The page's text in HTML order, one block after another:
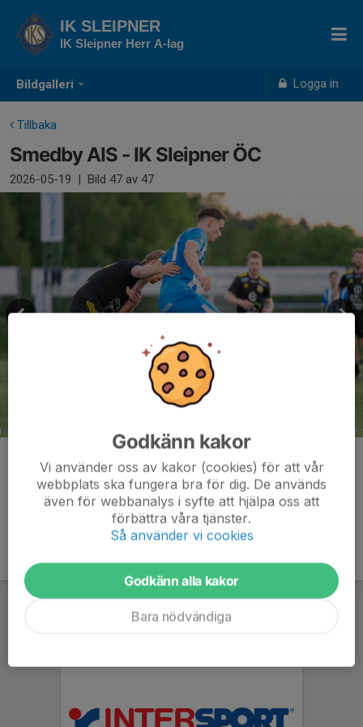
Bildgalleri Logga in
IK SLEIPNER
IK Sleipner Herr A-lag
Tillbaka
Smedby AIS - IK Sleipner ÖC
2026-05-19 | Bild 47 av 47
Kommentarer
Godkänn kakor
Vi använder oss av kakor (cookies) för att vår
webbplats ska fungera bra för dig. De används
även för webbanalys i syfte att hjälpa oss att
förbättra våra tjänster.
Så använder vi cookies
Godkänn alla kakor
Bara nödvändiga